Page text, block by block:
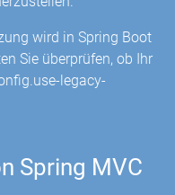
wird in Spring Boot
Sie überprüfen, ob Ihr
legacy-
Spring MVC